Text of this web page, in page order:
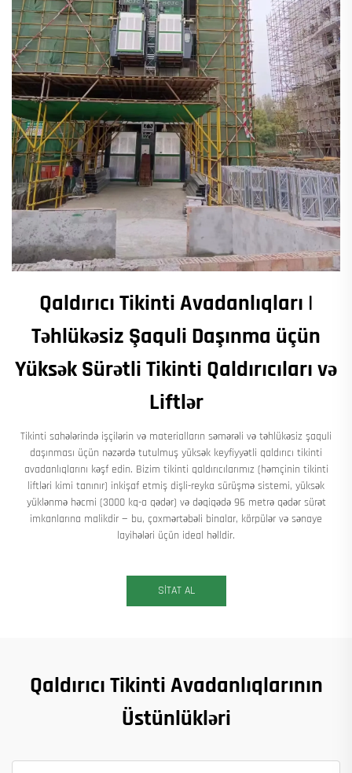
Qaldırıcı Tikinti Avadanlıqları |
Təhlükəsiz Şaquli Daşınma üçün
Yüksək Sürətli Tikinti Qaldırıcıları və
Liftlər
Tikinti sahələrində işçilərin və materialların səmərəli və təhlükəsiz şaquli
daşınması üçün nəzərdə tutulmuş yüksək keyfiyyətli qaldırıcı tikinti
avadanlıqlarını kəşf edin. Bizim tikinti qaldırıcılarımız (həmçinin tikinti
liftləri kimi tanınır) inkişaf etmiş dişli-reyka sürüşmə sistemi, yüksək
yüklənmə həcmi (3000 kq-a qədər) və dəqiqədə 96 metrə qədər sürət
imkanlarına malikdir — bu, çoxmərtəbəli binalar, körpülər və sənaye
layihələri üçün ideal həlldir.
SİTAT AL
Qaldırıcı Tikinti Avadanlıqlarının
Üstünlükləri